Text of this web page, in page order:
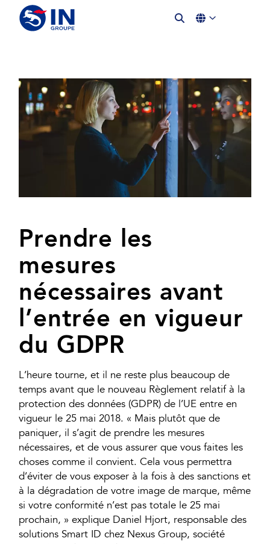
Prendre les
mesures
nécessaires avant
l’entrée en vigueur
du GDPR
L’heure tourne, et il ne reste plus beaucoup de
temps avant que le nouveau Règlement relatif à la
protection des données (GDPR) de l’UE entre en
vigueur le 25 mai 2018. « Mais plutôt que de
paniquer, il s’agit de prendre les mesures
nécessaires, et de vous assurer que vous faites les
choses comme il convient. Cela vous permettra
d’éviter de vous exposer à la fois à des sanctions et
à la dégradation de votre image de marque, même
si votre conformité n’est pas totale le 25 mai
prochain, » explique Daniel Hjort, responsable des
solutions Smart ID chez Nexus Group, société